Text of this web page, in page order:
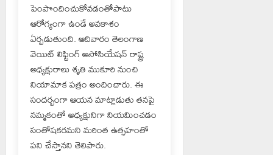
పెంపొందించుకోవడంతోపాటు
ఆరోగ్యంగా ఉండే అవకాశం
ఏర్పడుతుంది. ఆదివారం తెలంగాణ
వెయిట్ లిఫ్టింగ్ అసోసియేషన్ రాష్ట్ర
అధ్యక్షురాలు శృతి ముకూరి నుంచి
నియామాక పత్రం అందించారు. ఈ
సందర్బంగా ఆయన మాట్లాడుతు తనపై
నమ్మకంతో అధ్యక్షునిగా నియమించడం
సంతోషకరమని మరింత ఉత్సహంతో
పని చేస్తానని తెలిపారు.